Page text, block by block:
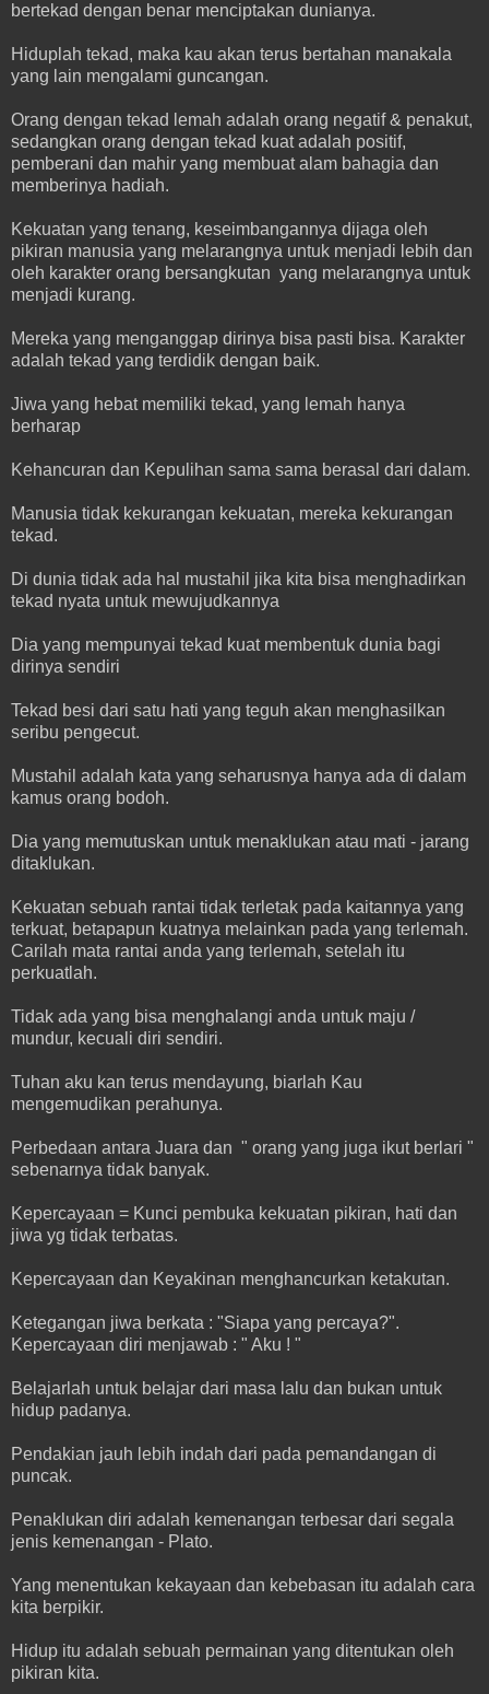
bertekad dengan benar menciptakan dunianya.
Hiduplah tekad, maka kau akan terus bertahan manakala
yang lain mengalami guncangan.
Orang dengan tekad lemah adalah orang negatif & penakut,
sedangkan orang dengan tekad kuat adalah positif,
pemberani dan mahir yang membuat alam bahagia dan
memberinya hadiah.
Kekuatan yang tenang, keseimbangannya dijaga oleh
pikiran manusia yang melarangnya untuk menjadi lebih dan
oleh karakter orang bersangkutan yang melarangnya untuk
menjadi kurang.
Mereka yang menganggap dirinya bisa pasti bisa. Karakter
adalah tekad yang terdidik dengan baik.
Jiwa yang hebat memiliki tekad, yang lemah hanya
berharap
Kehancuran dan Kepulihan sama sama berasal dari dalam.
Manusia tidak kekurangan kekuatan, mereka kekurangan
tekad.
Di dunia tidak ada hal mustahil jika kita bisa menghadirkan
tekad nyata untuk mewujudkannya
Dia yang mempunyai tekad kuat membentuk dunia bagi
dirinya sendiri
Tekad besi dari satu hati yang teguh akan menghasilkan
seribu pengecut.
Mustahil adalah kata yang seharusnya hanya ada di dalam
kamus orang bodoh.
Dia yang memutuskan untuk menaklukan atau mati - jarang
ditaklukan.
Kekuatan sebuah rantai tidak terletak pada kaitannya yang
terkuat, betapapun kuatnya melainkan pada yang terlemah.
Carilah mata rantai anda yang terlemah, setelah itu
perkuatlah.
Tidak ada yang bisa menghalangi anda untuk maju /
mundur, kecuali diri sendiri.
Tuhan aku kan terus mendayung, biarlah Kau
mengemudikan perahunya.
Perbedaan antara Juara dan " orang yang juga ikut berlari "
sebenarnya tidak banyak.
Kepercayaan = Kunci pembuka kekuatan pikiran, hati dan
jiwa yg tidak terbatas.
Kepercayaan dan Keyakinan menghancurkan ketakutan.
Ketegangan jiwa berkata : "Siapa yang percaya?".
Kepercayaan diri menjawab : " Aku ! "
Belajarlah untuk belajar dari masa lalu dan bukan untuk
hidup padanya.
Pendakian jauh lebih indah dari pada pemandangan di
puncak.
Penaklukan diri adalah kemenangan terbesar dari segala
jenis kemenangan - Plato.
Yang menentukan kekayaan dan kebebasan itu adalah cara
kita berpikir.
Hidup itu adalah sebuah permainan yang ditentukan oleh
pikiran kita.